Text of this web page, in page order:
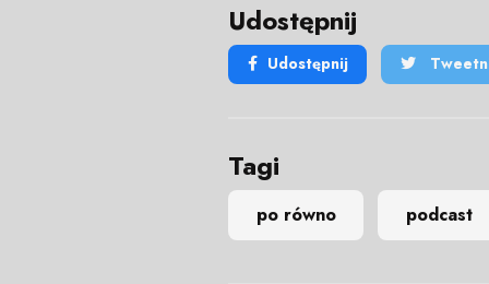
Udostępnij
Udostępnij
Tagi
po równo podcast